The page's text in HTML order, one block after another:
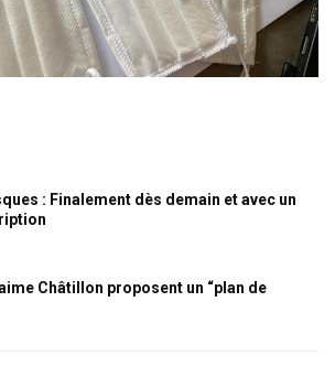
: Finalement dès demain et avec un
Châtillon proposent un “plan de